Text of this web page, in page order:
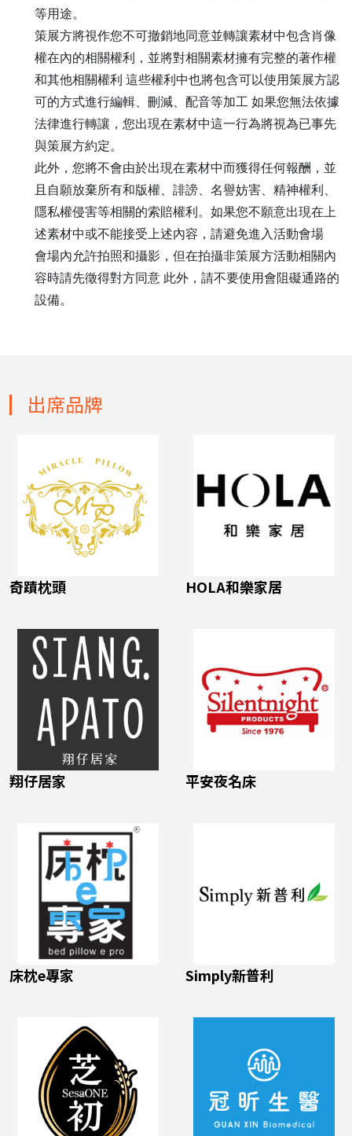
等用途。
策展方將視作您不可撤銷地同意並轉讓素材中包含肖像
權在內的相關權利，並將對相關素材擁有完整的著作權
和其他相關權利 這些權利中也將包含可以使用策展方認
可的方式進行編輯、刪減、配音等加工 如果您無法依據
法律進行轉讓，您出現在素材中這一行為將視為已事先
與策展方約定。
此外，您將不會由於出現在素材中而獲得任何報酬，並
且自願放棄所有和版權、誹謗、名譽妨害、精神權利、
隱私權侵害等相關的索賠權利。如果您不願意出現在上
述素材中或不能接受上述內容，請避免進入活動會場
會場內允許拍照和攝影，但在拍攝非策展方活動相關內
容時請先徵得對方同意 此外，請不要使用會阻礙通路的
設備。
出席品牌
奇蹟枕頭 HOLA和樂家居
翔仔居家 平安夜名床
床枕e專家 Simply新普利